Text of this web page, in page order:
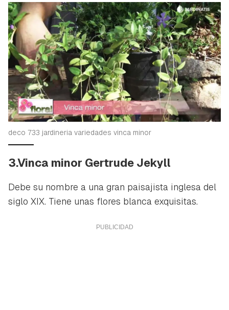
INICIAR SESIÓN CANCELAR
deco 733 jardineria variedades vinca minor
3.Vinca minor Gertrude Jekyll
Debe su nombre a una gran paisajista inglesa del
siglo XIX. Tiene unas flores blanca exquisitas.
ACEPTAR